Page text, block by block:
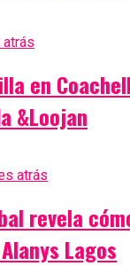
en
&Loojan
atrás
revela
Lagos